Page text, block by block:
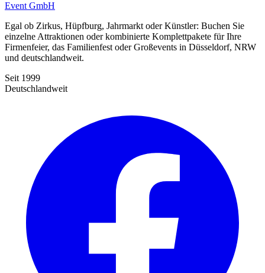
Event GmbH
Egal ob Zirkus, Hüpfburg, Jahrmarkt oder Künstler: Buchen Sie
einzelne Attraktionen oder kombinierte Komplettpakete für Ihre
Firmenfeier, das Familienfest oder Großevents in Düsseldorf, NRW
und deutschlandweit.
Seit 1999
Deutschlandweit